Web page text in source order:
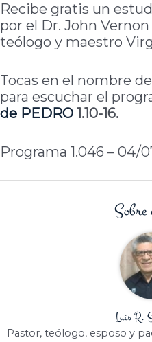
Recibe gratis un
por el Dr. John
teólogo y maestro
Tocas en el nombre
para escuchar el
de PEDRO 1.10-16.
Programa 1.046 – 04/
Luis R.
Pastor, teólogo, esposo y